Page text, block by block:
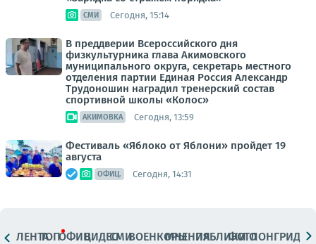
СМИ Сегодня, 15:14
В преддверии Всероссийского дня
физкультурника глава Акимовского
муниципального округа, секретарь местного
отделения партии Единая Россия Александр
Трудоношин наградил тренерский состав
спортивной школы «Колос»
АКИМОВКА Сегодня, 13:59
Фестиваль «Яблоко от Яблони» пройдет 19
августа
ОФИЦ. Сегодня, 14:31
ЛЕНТАТОПОФИЦ.ВИДЕОСМИВОЕНКОРЫМНЕНИЯПАБЛИКИ
ФОТОЛОНГРИДЫ